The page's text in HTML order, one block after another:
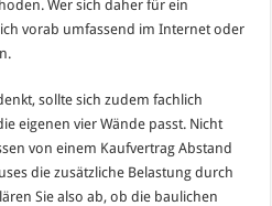
Wer sich daher für ein
vorab umfassend im Internet oder
sollte sich zudem fachlich
eigenen vier Wände passt. Nicht
von einem Kaufvertrag Abstand
die zusätzliche Belastung durch
Sie also ab, ob die baulichen